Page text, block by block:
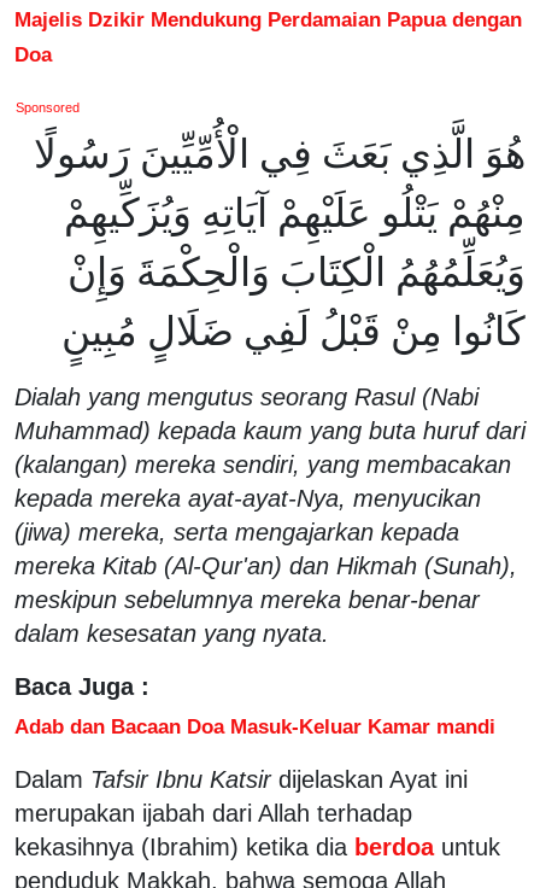
Majelis Dzikir Mendukung Perdamaian Papua dengan
Doa
Sponsored
هُوَ الَّذِي بَعَثَ فِي الْأُمِّيِّينَ رَسُولًا
مِنْهُمْ يَتْلُو عَلَيْهِمْ آيَاتِهِ وَيُزَكِّيهِمْ
وَيُعَلِّمُهُمُ الْكِتَابَ وَالْحِكْمَةَ وَإِنْ
كَانُوا مِنْ قَبْلُ لَفِي ضَلَالٍ مُبِينٍ
Dialah yang mengutus seorang Rasul (Nabi
Muhammad) kepada kaum yang buta huruf dari
(kalangan) mereka sendiri, yang membacakan
kepada mereka ayat-ayat-Nya, menyucikan
(jiwa) mereka, serta mengajarkan kepada
mereka Kitab (Al-Qur'an) dan Hikmah (Sunah),
meskipun sebelumnya mereka benar-benar
dalam kesesatan yang nyata.
Baca Juga :
Adab dan Bacaan Doa Masuk-Keluar Kamar mandi
Dalam Tafsir Ibnu Katsirdijelaskan Ayat ini
merupakan ijabah dari Allah terhadap
kekasihnya (Ibrahim) ketika dia berdoa untuk
penduduk Makkah, bahwa semoga Allah